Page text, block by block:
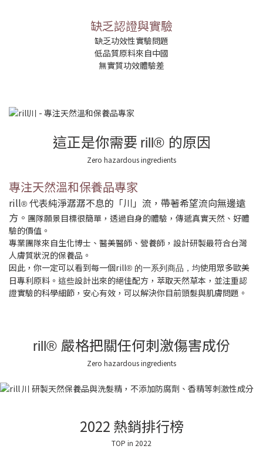
缺乏認證與實驗
缺乏功效性實驗問題
低品質原料來自中國
無實質功效體驗差
這正是你需要 rill® 的原因
Zero hazardous ingredients
專注天然溫和保養品專家
rill® 代表純淨潺潺不息的「川」流，帶著希望流向無邊遠
方。 團隊願景目標很簡單，透過自身的體驗，傳遞真實天然、好體
驗的價值。
專業團隊來自生化博士、醫美醫師、營養師，設計研製最符合台灣
人膚質狀況的保養品。
因此，你一定可以看到每一個rill® 的一系列商品，均使用眾多歐美
日專利原料。這些設計出來的絕佳配方，萃取天然草本，並注重認
證實驗的科學細節，安心有效，可以解決你目前頭髮與肌膚問題。
rill® 嚴格把關任何刺激傷害成份
Zero hazardous ingredients
2022 熱銷排行榜
TOP in 2022